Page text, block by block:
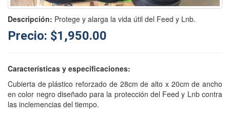
Descripción: Protege y alarga la vida útil del Feed y Lnb.
Precio: $1,950.00
Características y especificaciones:
Cubierta de plástico reforzado de 28cm de alto x 20cm de ancho
en color negro diseñado para la protección del Feed y Lnb contra
las inclemencias del tiempo.